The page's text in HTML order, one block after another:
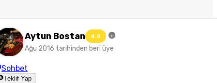
Aytun Bostan 4.0
Ağu 2016 tarihinden beri üye
Sohbet
Teklif Yap